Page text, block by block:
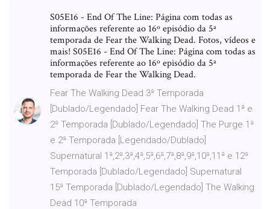
S05E16 - End Of The Line: Página com todas as
informações referente ao 16º episódio da 5ª
temporada de Fear the Walking Dead. Fotos, vídeos e
mais! S05E16 - End Of The Line: Página com todas as
informações referente ao 16º episódio da 5ª
temporada de Fear the Walking Dead.
Fear The Walking Dead 3ª Temporada
[Dublado/Legendado] Fear The Walking Dead 1ª e
2ª Temporada [Dublado/Legendado] The Purge 1ª
e 2ª Temporada [Legendado/Dublado]
Supernatural 1ª,2ª,3ª,4ª,5ª,6ª,7ª,8ª,9ª,10ª,11ª e 12ª
Temporada [Dublado/Legendado] Supernatural
15ª Temporada [Dublado/Legendado] The Walking
Dead 10ª Temporada